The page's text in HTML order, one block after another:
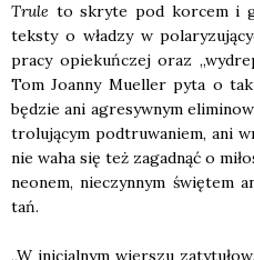
Tru­le to skry­te pod kor­cem i
tek­sty o wła­dzy w
pra­cy opie­kuń­czej oraz
Tom Joan­ny Muel­ler pyta o
będzie ani agre­syw­nym
tro­lu­ją­cym pod­tru­wa­niem, ani
nie waha się też zagad­nąć o
neo­nem, nie­czyn­nym świę­tem
tań.